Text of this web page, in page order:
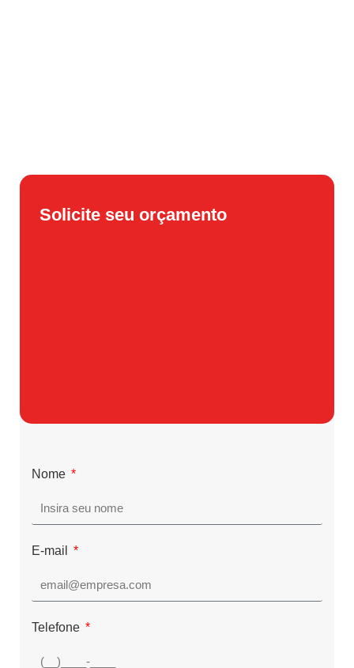
Solicite seu orçamento
Nome
E-mail
Telefone